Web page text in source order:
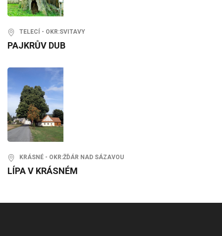
TELECÍ - OKR:SVITAVY
PAJKRŮV DUB
KRÁSNÉ - OKR:ŽĎÁR NAD SÁZAVOU
LÍPA V KRÁSNÉM